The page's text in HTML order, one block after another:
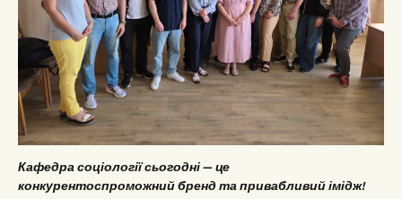
Кафедра соціології сьогодні — це
конкурентоспроможний бренд та привабливий імідж!